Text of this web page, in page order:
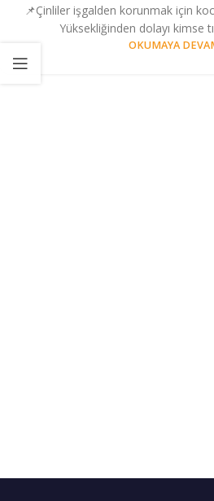
📌Çinliler işgalden korunmak için
Yüksekliğinden dolayı kimse
OKUMAYA